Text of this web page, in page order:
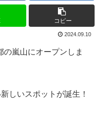
コピー
2024.09.10
の嵐山にオープンしま
しいスポットが誕生！